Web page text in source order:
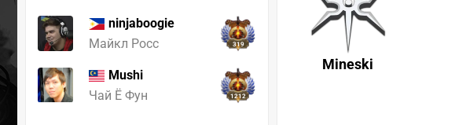
ninjaboogie
Майкл Росс
319
Mushi
Чай Ё Фун
1212
Mineski